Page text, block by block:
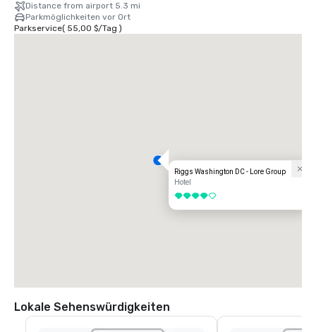
Distance from airport 5.3 mi
Parkmöglichkeiten vor Ort
Parkservice( 55,00 $/Tag )
Riggs Washington DC - Lore Group
Hotel
4 von 5
Lokale Sehenswürdigkeiten